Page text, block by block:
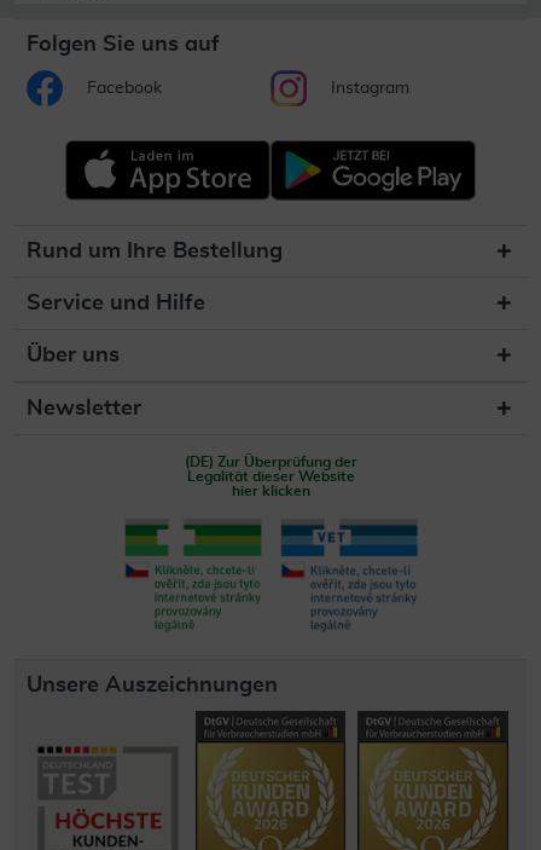
Folgen Sie uns auf
Facebook Instagram
Rund um Ihre Bestellung
Service und Hilfe
Über uns
Newsletter
(DE) Zur Überprüfung der
Legalität dieser Website
hier klicken
Unsere Auszeichnungen